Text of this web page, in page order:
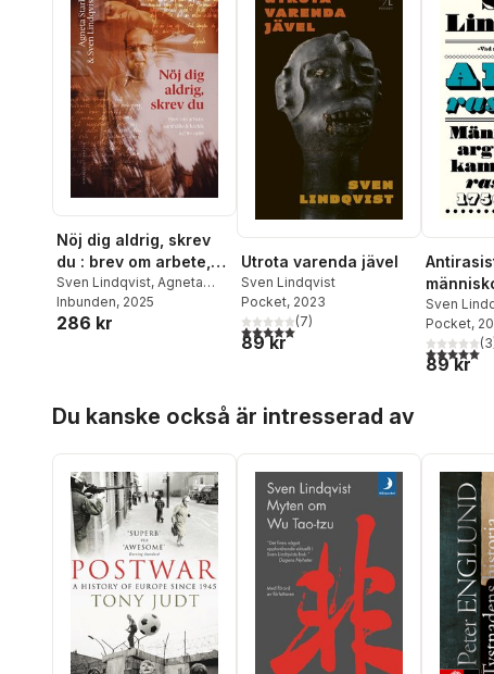
Nöj dig aldrig, skrev
du : brev om arbete,
samhälle och kärlek
1978-1986
Sven Lindqvist, Agneta
Stark
Inbunden, 2025
286 kr
Utrota varenda jävel
Sven Lindqvist
Pocket, 2023
5,0utav 5 stjärnor. Totalt antal röster:
(7)
89 kr
i kampen
Sven
Pocket,
5,0utav 5(3
89 kr
Du kanske också är intresserad av